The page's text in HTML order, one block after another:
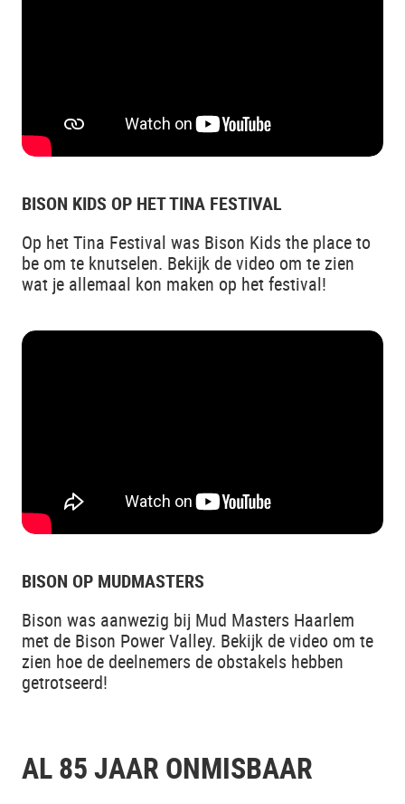
BISON KIDS OP HET TINA FESTIVAL
Op het Tina Festival was Bison Kids the place to
be om te knutselen. Bekijk de video om te zien
wat je allemaal kon maken op het festival!
BISON OP MUDMASTERS
Bison was aanwezig bij Mud Masters Haarlem
met de Bison Power Valley. Bekijk de video om te
zien hoe de deelnemers de obstakels hebben
getrotseerd!
AL 85 JAAR ONMISBAAR